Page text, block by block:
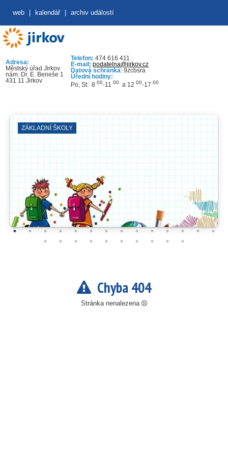
web kalendář archiv událostí
Adresa:
Městský úřad Jirkov
nám. Dr. E. Beneše 1
431 11 Jirkov
Telefon: 474 616 411
E-mail: podatelna@jirkov.cz
Datová schránka: 9zcbsra
Úřední hodiny:
Po, St: 8 00-11 00 a 12 00-17 00
ZÁKLADNÍ ŠKOLY
Chyba 404
Stránka nenalezena